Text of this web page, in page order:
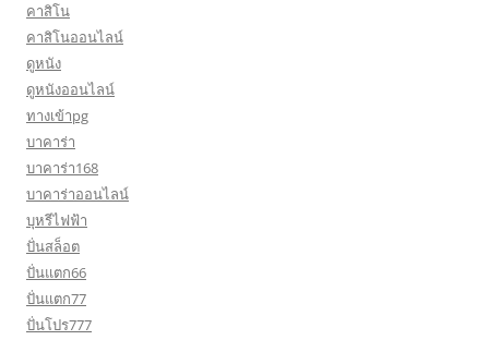
คาสิโน
คาสิโนออนไลน์
ดูหนัง
ดูหนังออนไลน์
ทางเข้าpg
บาคาร่า
บาคาร่า168
บาคาร่าออนไลน์
บุหรีไฟฟ้า
ปั่นสล็อต
ปั่นแตก66
ปั่นแตก77
ปั่นโปร777